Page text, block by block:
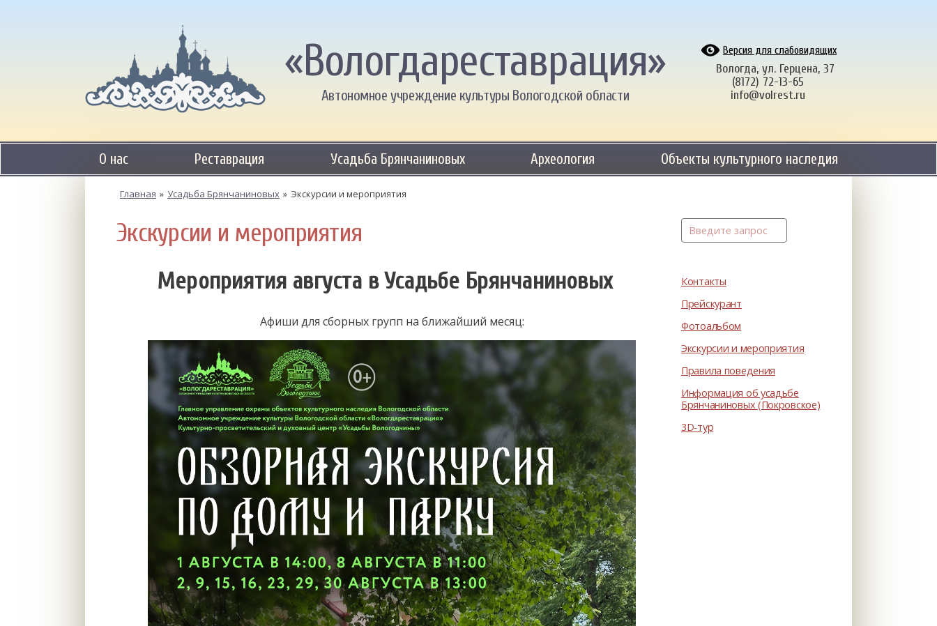
«Вологдареставрация»
Автономное учреждение культуры Вологодской области
Версия для слабовидящих
Вологда, ул. Герцена, 37
(8172) 72-13-65
info@volrest.ru
О нас Реставрация Усадьба Брянчаниновых Археология Объекты культурного наследия
Главная » Усадьба Брянчаниновых » Экскурсии и мероприятия
Контакты
Прейскурант
Фотоальбом
Экскурсии и мероприятия
Правила поведения
Информация об усадьбе
Брянчаниновых (Покровское)
3D-тур
Экскурсии и мероприятия
Мероприятия августа в Усадьбе Брянчаниновых
Афиши для сборных групп на ближайший месяц: